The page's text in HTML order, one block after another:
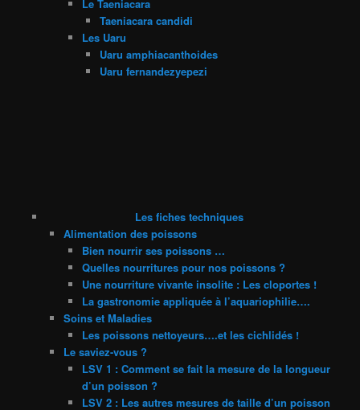
Le Taeniacara
Taeniacara candidi
Les Uaru
Uaru amphiacanthoides
Uaru fernandezyepezi
Les fiches techniques
Alimentation des poissons
Bien nourrir ses poissons …
Quelles nourritures pour nos poissons ?
Une nourriture vivante insolite : Les cloportes !
La gastronomie appliquée à l’aquariophilie….
Soins et Maladies
Les poissons nettoyeurs….et les cichlidés !
Le saviez-vous ?
LSV 1 : Comment se fait la mesure de la longueur
d’un poisson ?
LSV 2 : Les autres mesures de taille d’un poisson